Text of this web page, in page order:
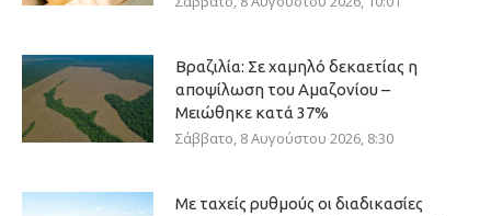
Βραζιλία: Σε χαμηλό δεκαετίας η
αποψίλωση του Αμαζονίου –
Μειώθηκε κατά 37%
Σάββατο, 8 Αυγούστου 2026, 8:30
Με ταχείς ρυθμούς οι διαδικασίες